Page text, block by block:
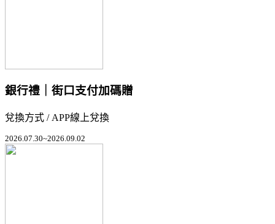
銀行禮｜街口支付加碼贈
兌換方式 / APP線上兌換
2026.07.30~2026.09.02